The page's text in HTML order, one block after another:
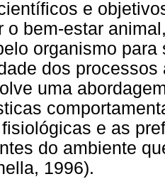
e
o bem-estar
organismo
dos
uma
e as
do ambiente
1996).